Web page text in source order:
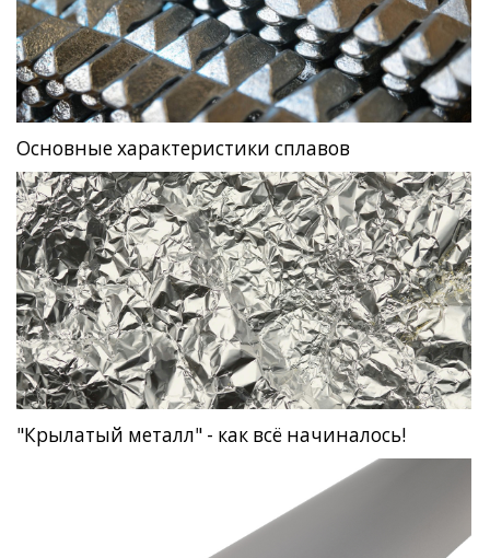
Основные характеристики сплавов
"Крылатый металл" - как всё начиналось!